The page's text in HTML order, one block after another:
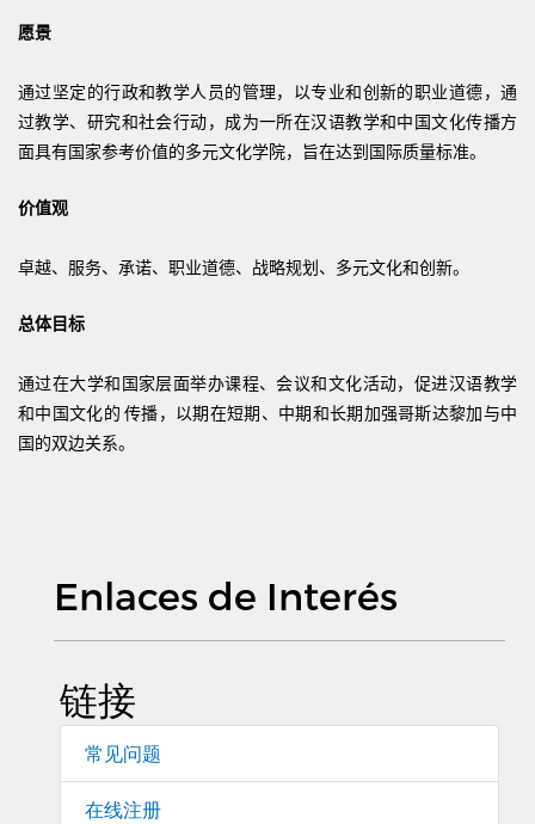
愿景
通过坚定的行政和教学人员的管理，以专业和创新的职业道德，通
过教学、研究和社会行动，成为一所在汉语教学和中国文化传播方
面具有国家参考价值的多元文化学院，旨在达到国际质量标准。
价值观
卓越、服务、承诺、职业道德、战略规划、多元文化和创新。
总体目标
通过在大学和国家层面举办课程、会议和文化活动，促进汉语教学
和中国文化的 传播，以期在短期、中期和长期加强哥斯达黎加与中
国的双边关系。
Enlaces de Interés
链接
常见问题
在线注册